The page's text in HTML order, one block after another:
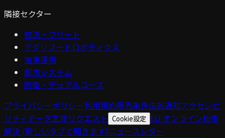
隣接セクター
物流・フリート
アグリフードロボティクス
海事運用
都市システム
防衛・デュアルユース
プライバシーポリシー利用規約販売条件法的通知アクセシビ
リティデータ主体リクエスト Cookie設定 EU オンライン紛争
解決 (新しいタブで開きます)ニュースレター